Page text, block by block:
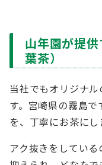
山年園が提
葉茶）
当社でもオリジナ
す。宮崎県の霧島
を、丁寧にお茶にし
アク抜きをしてい